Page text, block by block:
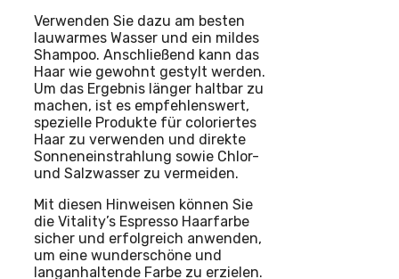
Verwenden Sie dazu am besten
lauwarmes Wasser und ein mildes
Shampoo. Anschließend kann das
Haar wie gewohnt gestylt werden.
Um das Ergebnis länger haltbar zu
machen, ist es empfehlenswert,
spezielle Produkte für coloriertes
Haar zu verwenden und direkte
Sonneneinstrahlung sowie Chlor-
und Salzwasser zu vermeiden.
Mit diesen Hinweisen können Sie
die Vitality’s Espresso Haarfarbe
sicher und erfolgreich anwenden,
um eine wunderschöne und
langanhaltende Farbe zu erzielen.